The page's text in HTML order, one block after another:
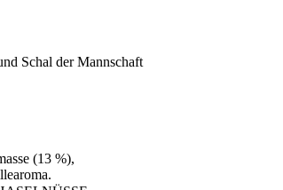
Schal der Mannschaft
(13 %),